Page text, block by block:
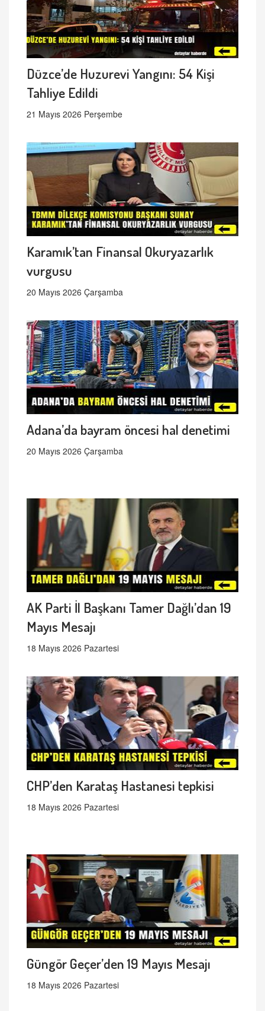
Düzce’de Huzurevi Yangını: 54 Kişi
Tahliye Edildi
21 Mayıs 2026 Perşembe
Karamık’tan Finansal Okuryazarlık
vurgusu
20 Mayıs 2026 Çarşamba
Adana’da bayram öncesi hal denetimi
20 Mayıs 2026 Çarşamba
AK Parti İl Başkanı Tamer Dağlı’dan 19
Mayıs Mesajı
18 Mayıs 2026 Pazartesi
CHP’den Karataş Hastanesi tepkisi
18 Mayıs 2026 Pazartesi
Güngör Geçer’den 19 Mayıs Mesajı
18 Mayıs 2026 Pazartesi